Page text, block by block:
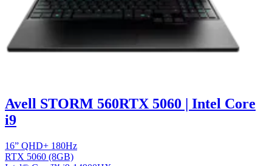
Avell STORM 560RTX 5060 | Intel Core
i9
16” QHD+ 180Hz
RTX 5060 (8GB)